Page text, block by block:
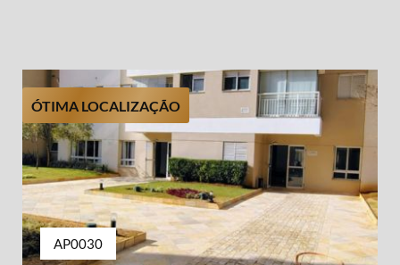
ÓTIMA LOCALIZAÇÃO
AP0030